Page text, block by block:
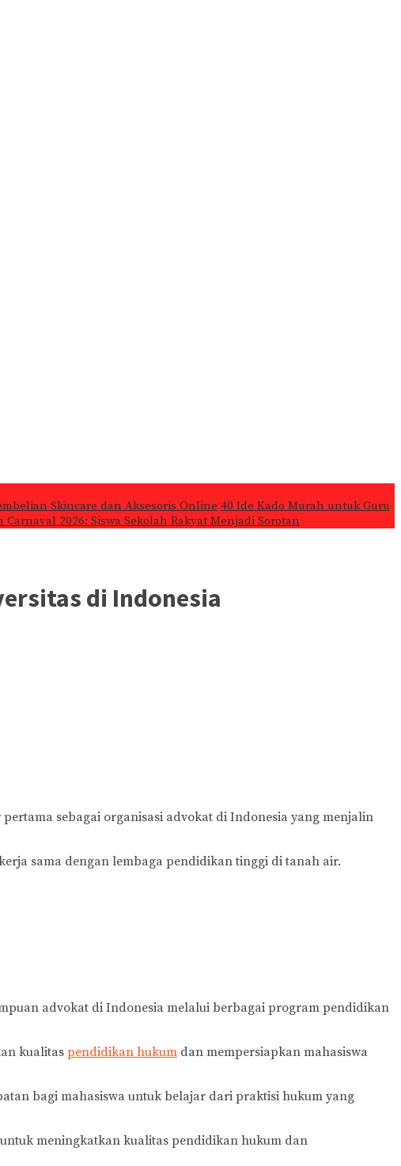
Skincare dan Aksesoris Online 40 Ide Kado Murah untuk Guru
Carnaval 2026: Siswa Sekolah Rakyat Menjadi Sorotan
di Indonesia
sebagai organisasi advokat di Indonesia yang menjalin
sama dengan lembaga pendidikan tinggi di tanah air.
advokat di Indonesia melalui berbagai program pendidikan
kualitas pendidikan hukum dan mempersiapkan mahasiswa
bagi mahasiswa untuk belajar dari praktisi hukum yang
meningkatkan kualitas pendidikan hukum dan